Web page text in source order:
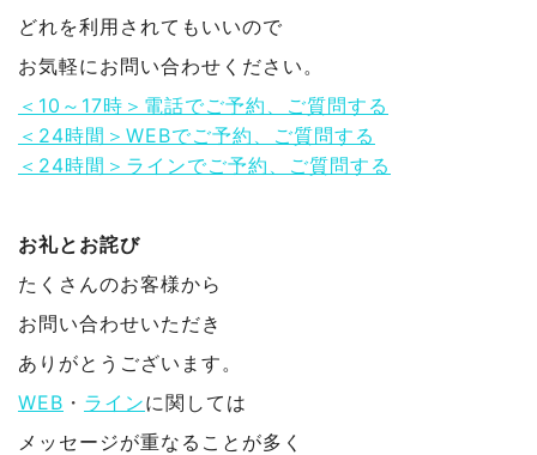
どれを利用されてもいいので
お気軽にお問い合わせください。
＜10～17時＞電話でご予約、ご質問する
＜24時間＞WEBでご予約、ご質問する
＜24時間＞ラインでご予約、ご質問する
お礼とお詫び
たくさんのお客様から
お問い合わせいただき
ありがとうございます。
WEB ・ ラインに関しては
メッセージが重なることが多く